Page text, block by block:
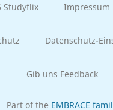
Studyflix Impressum
Datenschutz-
Gib uns Feedback
Part of the EMBRACE